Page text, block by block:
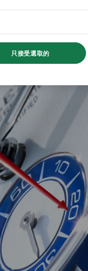
只接受選取的